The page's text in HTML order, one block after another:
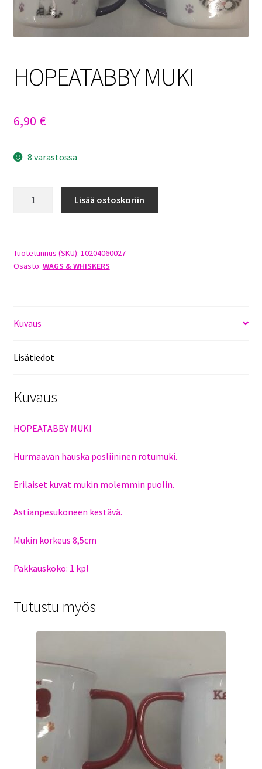
Sulo
Toimitusehdot
HOPEATABBY MUKI
6,90 €
8 varastossa
Lisää ostoskoriin
Tuotetunnus (SKU): 10204060027
Osasto: WAGS & WHISKERS
Kuvaus
Lisätiedot
Kuvaus
HOPEATABBY MUKI
Hurmaavan hauska posliininen rotumuki.
Erilaiset kuvat mukin molemmin puolin.
Astianpesukoneen kestävä.
Mukin korkeus 8,5cm
Pakkauskoko: 1 kpl
Tutustu myös